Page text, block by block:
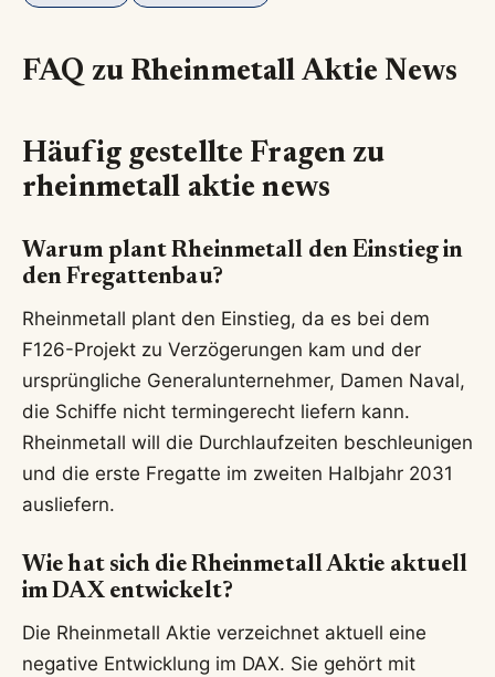
FAQ zu Rheinmetall Aktie News
Häufig gestellte Fragen zu
rheinmetall aktie news
Warum plant Rheinmetall den Einstieg in
den Fregattenbau?
Rheinmetall plant den Einstieg, da es bei dem
F126-Projekt zu Verzögerungen kam und der
ursprüngliche Generalunternehmer, Damen Naval,
die Schiffe nicht termingerecht liefern kann.
Rheinmetall will die Durchlaufzeiten beschleunigen
und die erste Fregatte im zweiten Halbjahr 2031
ausliefern.
Wie hat sich die Rheinmetall Aktie aktuell
im DAX entwickelt?
Die Rheinmetall Aktie verzeichnet aktuell eine
negative Entwicklung im DAX. Sie gehört mit